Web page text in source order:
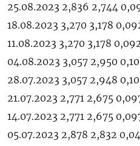
25.08.2023 2,836 2,744
18.08.2023 3,270 3,178
11.08.2023 3,270 3,178
04.08.2023 3,057 2,950
28.07.2023 3,057 2,948
21.07.2023 2,771 2,675
14.07.2023 2,771 2,675
05.07.2023 2,878 2,832